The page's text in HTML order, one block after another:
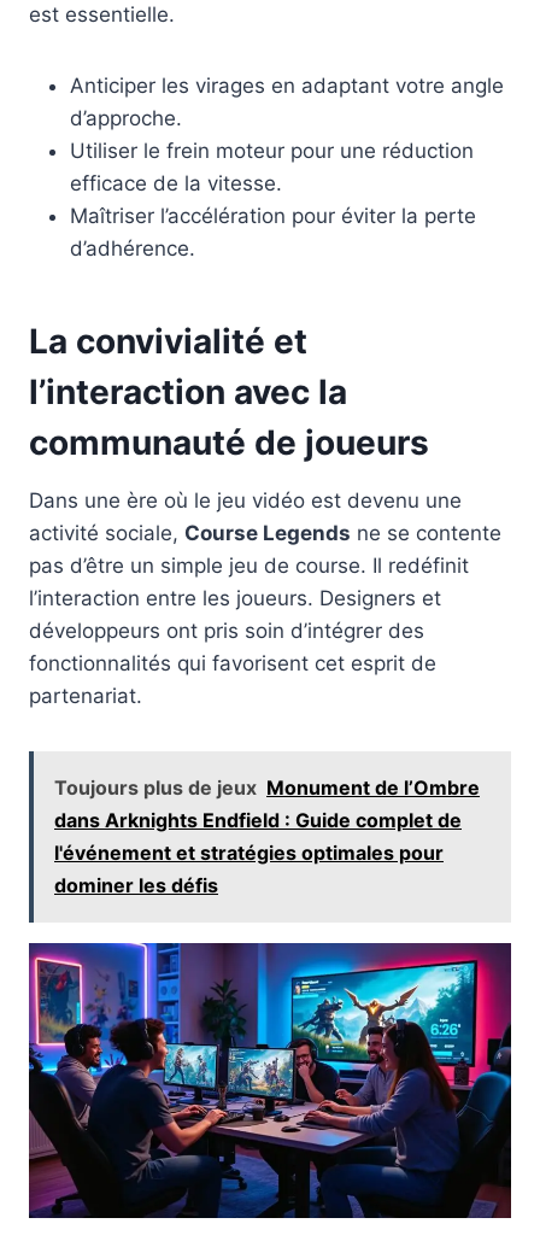
est essentielle.
Anticiper les virages en adaptant votre angle
d’approche.
Utiliser le frein moteur pour une réduction
efficace de la vitesse.
Maîtriser l’accélération pour éviter la perte
d’adhérence.
La convivialité et
l’interaction avec la
communauté de joueurs
Dans une ère où le jeu vidéo est devenu une
activité sociale, Course Legends ne se contente
pas d’être un simple jeu de course. Il redéfinit
l’interaction entre les joueurs. Designers et
développeurs ont pris soin d’intégrer des
fonctionnalités qui favorisent cet esprit de
partenariat.
Toujours plus de jeux Monument de l’Ombre
dans Arknights Endfield : Guide complet de
l'événement et stratégies optimales pour
dominer les défis